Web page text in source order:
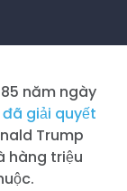
năm ngày
đã giải quyết
Trump
hàng triệu